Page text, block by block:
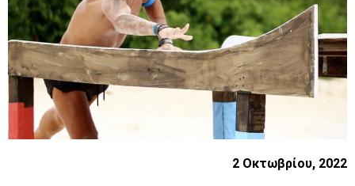
2 Οκτωβρίου, 2022